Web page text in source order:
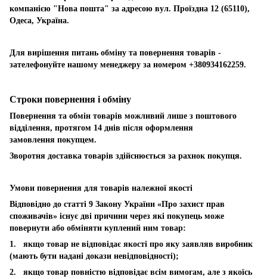
компанією "Нова пошта" за адресою вул. Проїздна 12 (65110),
Одеса, Україна.
Для вирішення питань обміну та повернення товарів -
зателефонуйте нашому менеджеру за номером +380934162259.
Строки повернення і обміну
Повернення та обмін товарів можливий лише з поштового
відділення, протягом 14 днів після оформлення
замовлення покупцем.
Зворотня доставка товарів здійснюється за рахнок покупця.
Умови повернення для товарів належної якості
Відповідно до статті 9 Закону України «Про захист прав
споживачів» існує дві причини через які покупець може
повернути або обміняти куплений ним товар:
1. якщо товар не відповідає якості про яку заявляв виробник
(мають бути надані докази невідповідності);
2. якщо товар повністю відповідає всім вимогам, але з якоїсь